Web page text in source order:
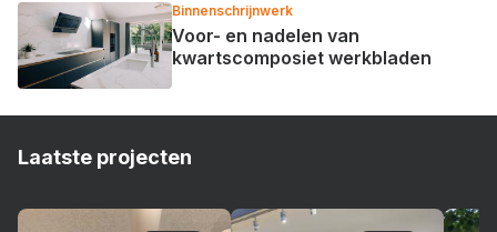
Binnenschrijnwerk
Voor- en nadelen van
kwartscomposiet werkbladen
Laatste projecten